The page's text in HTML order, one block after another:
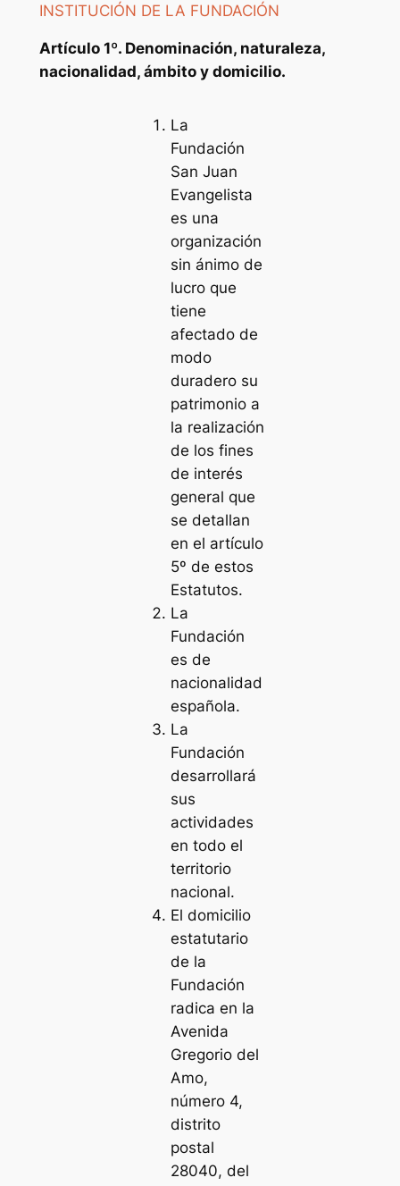
INSTITUCIÓN DE LA FUNDACIÓN
Artículo 1º. Denominación, naturaleza,
nacionalidad, ámbito y domicilio.
La
Fundación
San Juan
Evangelista
es una
organización
sin ánimo de
lucro que
tiene
afectado de
modo
duradero su
patrimonio a
la realización
de los fines
de interés
general que
se detallan
en el artículo
5º de estos
Estatutos.
La
Fundación
es de
nacionalidad
española.
La
Fundación
desarrollará
sus
actividades
en todo el
territorio
nacional.
El domicilio
estatutario
de la
Fundación
radica en la
Avenida
Gregorio del
Amo,
número 4,
distrito
postal
28040, del